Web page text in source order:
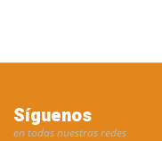
Síguenos
en todas nuestras redes